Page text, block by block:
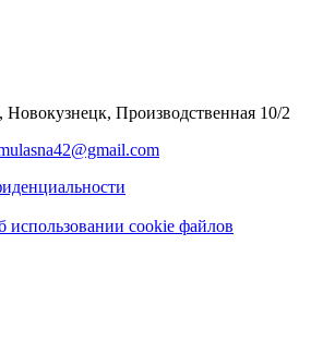
Новокузнецк,​ Производственная 10/2
использовании cookie файлов